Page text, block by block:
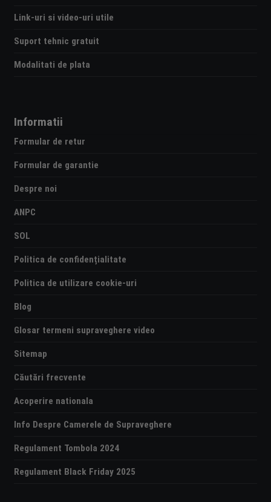
Link-uri si video-uri utile
Suport tehnic gratuit
Modalitati de plata
Informatii
Formular de retur
Formular de garantie
Despre noi
ANPC
SOL
Politica de confidențialitate
Politica de utilizare cookie-uri
Blog
Glosar termeni supraveghere video
Sitemap
Căutări frecvente
Acoperire nationala
Info Despre Camerele de Supraveghere
Regulament Tombola 2024
Regulament Black Friday 2025